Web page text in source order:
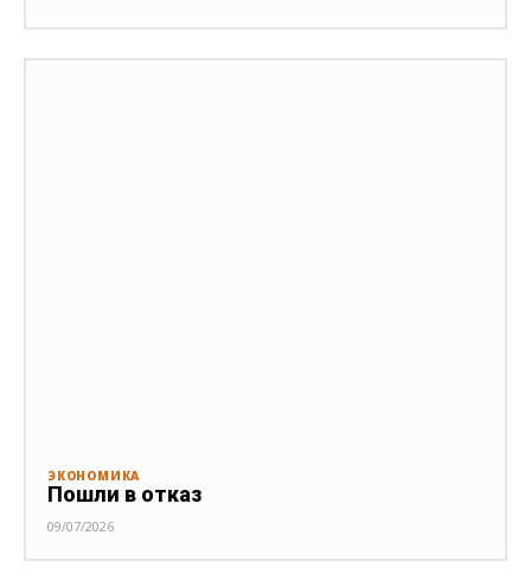
ЭКОНОМИКА
Пошли в отказ
09/07/2026